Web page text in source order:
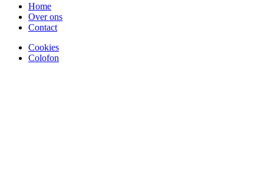
Home
Over ons
Contact
Cookies
Colofon